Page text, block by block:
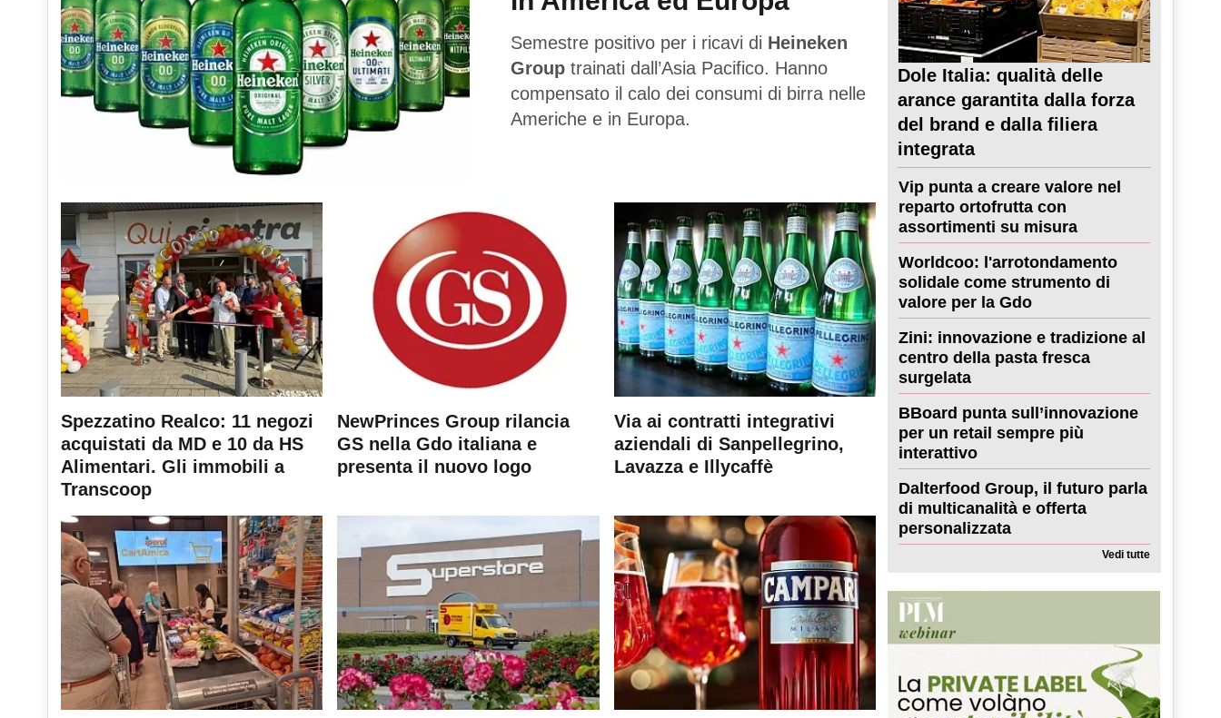
Semestre positivo per i ricavi di Heineken
Group trainati dall’Asia Pacifico. Hanno
compensato il calo dei consumi di birra nelle
Americhe e in Europa.
Spezzatino Realco: 11 negozi
acquistati da MD e 10 da HS
Alimentari. Gli immobili a
Transcoop
NewPrinces Group rilancia
GS nella Gdo italiana e
presenta il nuovo logo
Via ai contratti integrativi
aziendali di Sanpellegrino,
Lavazza e Illycaffè
Dole Italia: qualità delle
arance garantita dalla forza
del brand e dalla filiera
integrata
Vip punta a creare valore nel
reparto ortofrutta con
assortimenti su misura
Worldcoo: l'arrotondamento
solidale come strumento di
valore per la Gdo
Zini: innovazione e tradizione al
centro della pasta fresca
surgelata
BBoard punta sull’innovazione
per un retail sempre più
interattivo
Dalterfood Group, il futuro parla
di multicanalità e offerta
personalizzata
Vedi tutte